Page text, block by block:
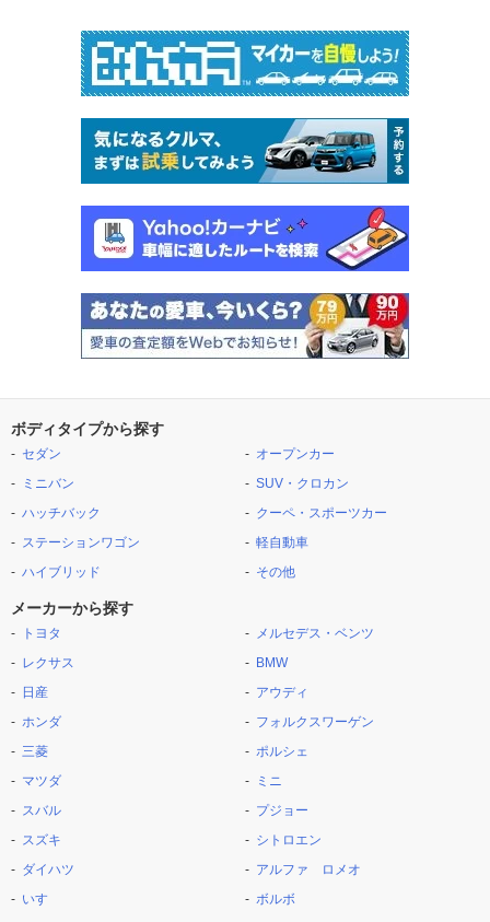
ボディタイプから探す
セダン
ミニバン
ハッチバック
ステーションワゴン
ハイブリッド
オープンカー
SUV・クロカン
クーペ・スポーツカー
軽自動車
その他
メーカーから探す
トヨタ
レクサス
日産
ホンダ
三菱
マツダ
スバル
スズキ
ダイハツ
いすゞ
メルセデス・ベンツ
BMW
アウディ
フォルクスワーゲン
ポルシェ
ミニ
プジョー
シトロエン
アルファ ロメオ
ボルボ